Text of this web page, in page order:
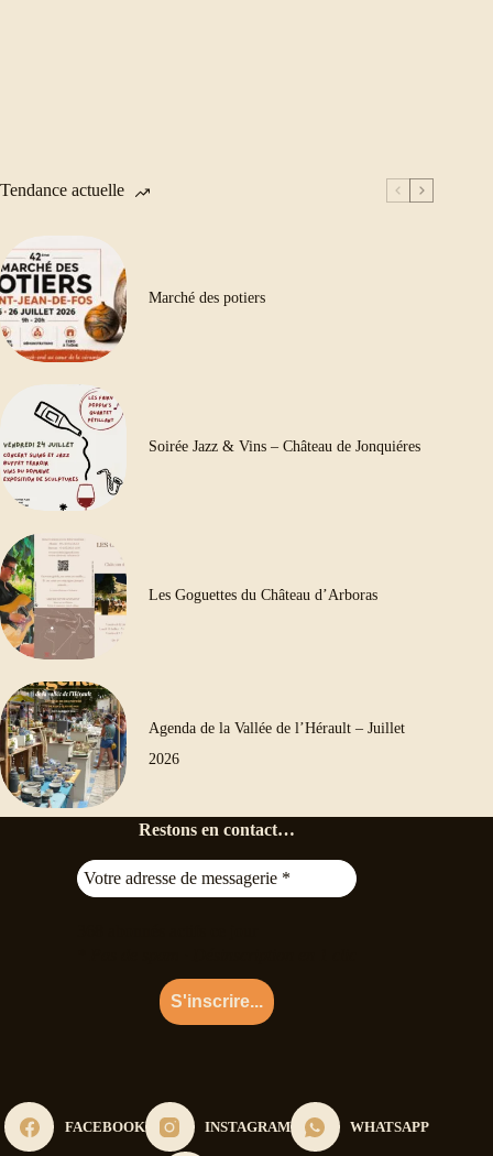
Tendance actuelle
Marché des potiers
Soirée Jazz & Vins – Château de Jonquiéres
Les Goguettes du Château d’Arboras
Agenda de la Vallée de l’Hérault – Juillet
2026
Restons en contact…
FACEBOOK INSTAGRAM WHATSAPP